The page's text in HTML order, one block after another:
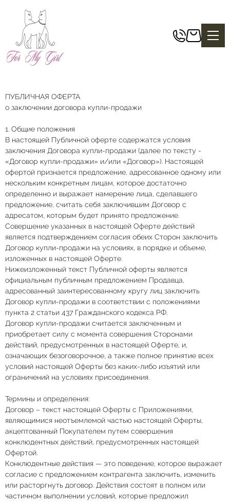
ПУБЛИЧНАЯ ОФЕРТА
о заключении договора купли-продажи
1. Общие положения
В настоящей Публичной оферте содержатся условия
заключения Договора купли-продажи (далее по тексту -
«Договор купли-продажи» и/или «Договор»). Настоящей
офертой признается предложение, адресованное одному или
нескольким конкретным лицам, которое достаточно
определенно и выражает намерение лица, сделавшего
предложение, считать себя заключившим Договор с
адресатом, которым будет принято предложение.
Совершение указанных в настоящей Оферте действий
является подтверждением согласия обеих Сторон заключить
Договор купли-продажи на условиях, в порядке и объеме,
изложенных в настоящей Оферте.
Нижеизложенный текст Публичной оферты является
официальным публичным предложением Продавца,
адресованный заинтересованному кругу лиц заключить
Договор купли-продажи в соответствии с положениями
пункта 2 статьи 437 Гражданского кодекса РФ.
Договор купли-продажи считается заключенным и
приобретает силу с момента совершения Сторонами
действий, предусмотренных в настоящей Оферте, и,
означающих безоговорочное, а также полное принятие всех
условий настоящей Оферты без каких-либо изъятий или
ограничений на условиях присоединения.
Термины и определения:
Договор – текст настоящей Оферты с Приложениями,
являющимися неотъемлемой частью настоящей Оферты,
акцептованный Покупателем путем совершения
конклюдентных действий, предусмотренных настоящей
Офертой.
Конклюдентные действия — это поведение, которое выражает
согласие с предложением контрагента заключить, изменить
или расторгнуть договор. Действия состоят в полном или
частичном выполнении условий, которые предложил